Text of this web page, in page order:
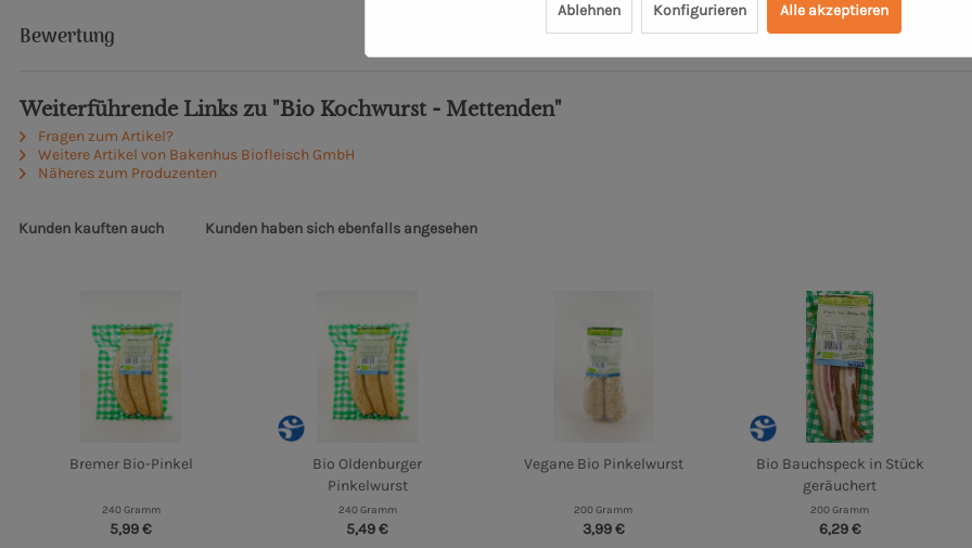
Bewertung
Weiterführende Links zu "Bio Kochwurst - Mettenden"
Fragen zum Artikel?
Weitere Artikel von Bakenhus Biofleisch GmbH
Näheres zum Produzenten
Kunden kauften auch Kunden haben sich ebenfalls angesehen
Bremer Bio-Pinkel
240 Gramm
5,99 €
Bio Oldenburger
Pinkelwurst
240 Gramm
5,49 €
Vegane Bio Pinkelwurst
200 Gramm
3,99 €
Bio Bauchspeck in Stück
geräuchert
200 Gramm
6,29 €
Ablehnen Konfigurieren Alle akzeptieren